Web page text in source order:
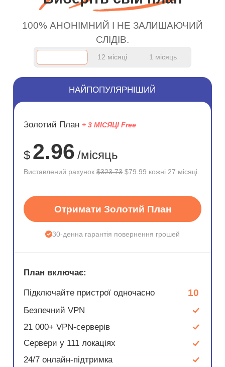
work.
сервісом. А 10/10.
100% АНОНІМНИЙ І НЕ ЗАЛИШАЮЧИЙ
СЛІДІВ.
12 місяці 1 місяць
ЗНИЖКА
75%
НАЙПОПУЛЯРНІШИЙ
Золотий План + 3 МІСЯЦІ Free
$ 2.96 /місяць
Виставлений рахунок$323.73 $79.99 кожні 27 місяці
Отримати Золотий План
30-денна гарантія повернення грошей
План включає:
Підключайте пристрої одночасно 10
Безпечний VPN
21 000+ VPN-серверів
Сервери у 111 локаціях
24/7 онлайн-підтримка